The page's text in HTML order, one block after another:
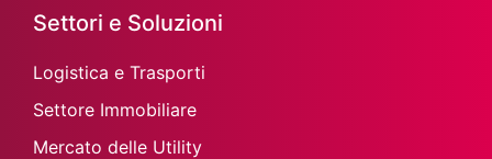
Settori e Soluzioni
Logistica e Trasporti
Settore Immobiliare
Mercato delle Utility